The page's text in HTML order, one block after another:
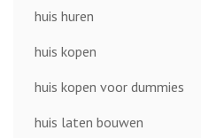
huis huren
huis kopen
huis kopen voor dummies
huis laten bouwen